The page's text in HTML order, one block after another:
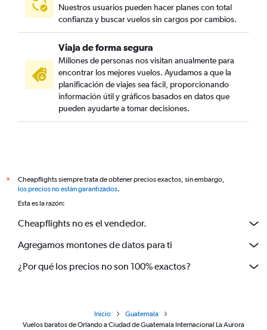
Nuestros usuarios pueden hacer planes con total
confianza y buscar vuelos sin cargos por cambios.
Viaja de forma segura
Millones de personas nos visitan anualmente para
encontrar los mejores vuelos. Ayudamos a que la
planificación de viajes sea fácil, proporcionando
información útil y gráficos basados en datos que
pueden ayudarte a tomar decisiones.
*
Cheapflights siempre trata de obtener precios exactos, sin embargo,
los precios no están garantizados.
Esta es la razón:
Cheapflights no es el vendedor.
Agregamos montones de datos para ti
¿Por qué los precios no son 100% exactos?
Inicio
Guatemala
Vuelos baratos de Orlando a Ciudad de Guatemala Internacional La Aurora